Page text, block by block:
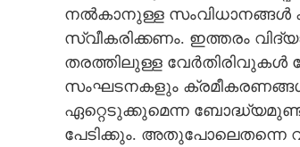
നൽകാനുള്ള സംവിധാനങ്ങൾ
സ്വീകരിക്കണം. ഇത്തരം
തരത്തിലുള്ള വേർതിരിവുകൾ
സംഘടനകളും
ഏറ്റെടുക്കുമെന്ന
പേടിക്കും. അതുപോലെതന്നെ